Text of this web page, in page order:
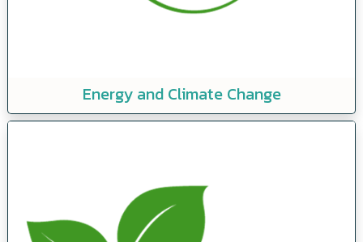
Energy and Climate Change